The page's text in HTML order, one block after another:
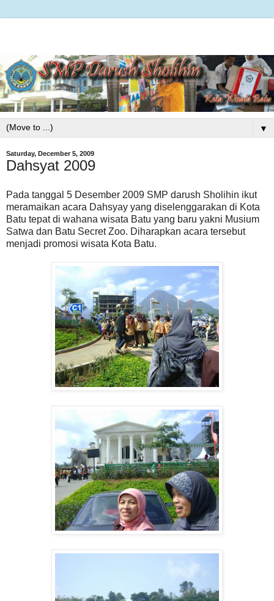
▼
Saturday, December 5, 2009
Dahsyat 2009
Pada tanggal 5 Desember 2009 SMP darush Sholihin ikut
meramaikan acara Dahsyay yang diselenggarakan di Kota
Batu tepat di wahana wisata Batu yang baru yakni Musium
Satwa dan Batu Secret Zoo. Diharapkan acara tersebut
menjadi promosi wisata Kota Batu.